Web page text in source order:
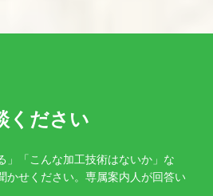
ください
」「こんな加工技術はないか」な
かせください。専属案内人が回答い